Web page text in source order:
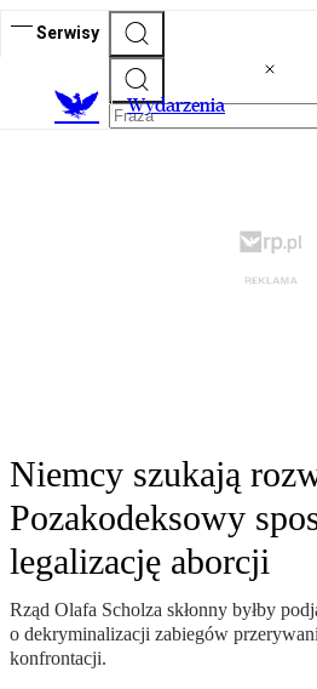
Serwisy
Wydarzenia
Niemcy szukają
Pozakodeksowy
legalizację aborcji
Rząd Olafa Scholza skłonny byłby
o dekryminalizacji zabiegów
konfrontacji.